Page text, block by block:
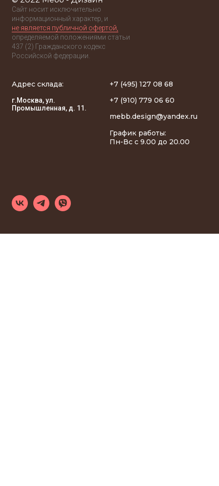
Сайт носит исключительно
информационный характер, и
не является публичной офертой,
определяемой положениями статьи
437 (2) Гражданского кодекс
Российской федерации.
Адрес склада:
г.Москва, ул.
Промышленная, д. 11.
+7 (495) 127 08 68
+7 (910) 779 06 60
mebb.design@yandex.ru
График работы:
Пн-Вс с 9.00 до 20.00